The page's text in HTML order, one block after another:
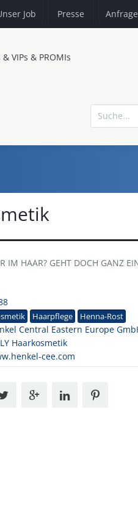
Job Presse Anfrage
VIPs & PROMIs
IM HAAR? GEHT DOCH GANZ
Haarpflege Henna-Rost
Central Eastern Europe
Haarkosmetik
cee.com